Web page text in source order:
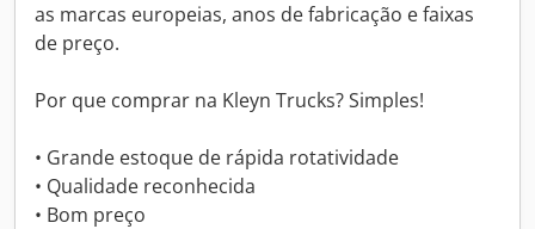
as marcas europeias, anos de fabricação e faixas
de preço.
Por que comprar na Kleyn Trucks? Simples!
• Grande estoque de rápida rotatividade
• Qualidade reconhecida
• Bom preço